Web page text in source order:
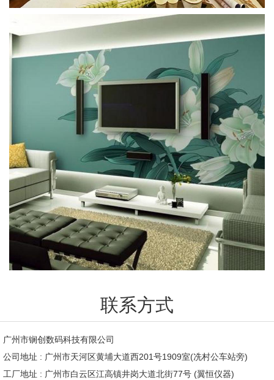
联系方式
广州市锎创数码科技有限公司
公司地址 : 广州市天河区黄埔大道西201号1909室(冼村公车站旁)
工厂地址 : 广州市白云区江高镇井岗大道北街77号 (翼恒仪器)